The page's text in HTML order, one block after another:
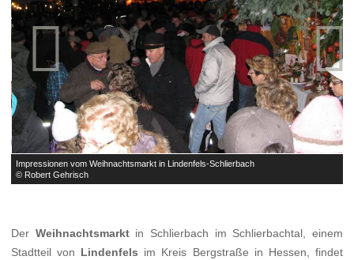
Impressionen vom Weihnachtsmarkt in Lindenfels-Schlierbach
© Robert Gehrisch
 
Der Weihnachtsmarktin Schlierbach im Schlierbachtal, einem
Stadtteil von Lindenfels im Kreis Bergstraße in Hessen, findet